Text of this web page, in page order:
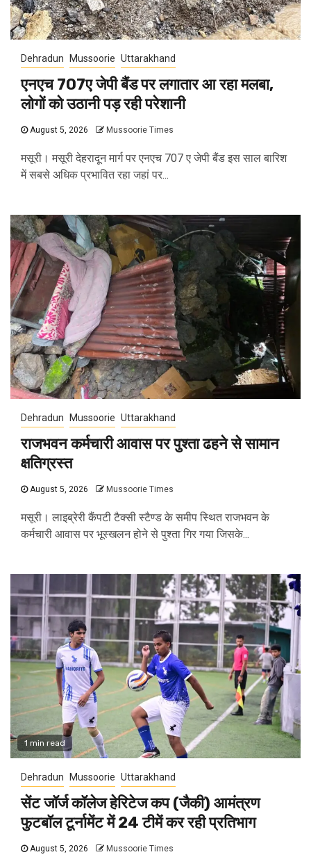
Dehradun Mussoorie Uttarakhand
एनएच 707ए जेपी बैंड पर लगातार आ रहा मलबा,
लोगों को उठानी पड़ रही परेशानी
August 5, 2026 Mussoorie Times
मसूरी। मसूरी देहरादून मार्ग पर एनएच 707 ए जेपी बैंड इस साल बारिश
में सबसे अधिक प्रभावित रहा जहां पर...
Dehradun Mussoorie Uttarakhand
राजभवन कर्मचारी आवास पर पुश्ता ढहने से सामान
क्षतिग्रस्त
August 5, 2026 Mussoorie Times
मसूरी। लाइब्रेरी कैंपटी टैक्सी स्टैण्ड के समीप स्थित राजभवन के
कर्मचारी आवास पर भूस्खलन होने से पुश्ता गिर गया जिसके...
1 min read
Dehradun Mussoorie Uttarakhand
सेंट जॉर्ज कॉलेज हेरिटेज कप (जैकी) आमंत्रण
फुटबॉल टूर्नामेंट में 24 टीमें कर रही प्रतिभाग
August 5, 2026 Mussoorie Times